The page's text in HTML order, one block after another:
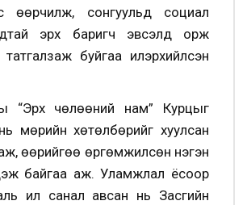
өөрчилж, сонгуульд социал
эрх баригч эвсэлд орж
буйгаа илэрхийлсэн
“Эрх чөлөөний нам” Курцыг
мөрийн хөтөлбөрийг хуулсан
өөрийгөө өргөмжилсөн нэгэн
байгаа аж. Уламжлал ёсоор
илүү санал авсан нь Засгийн